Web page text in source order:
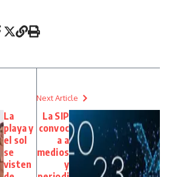
La
playa y
el sol
se
visten
Next Article
La SIP
convoc
a a
medios
y